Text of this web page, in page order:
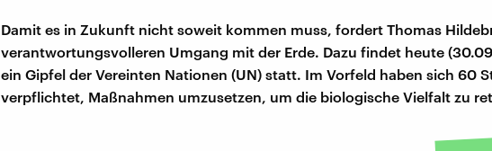
Damit es in Zukunft nicht soweit kommen muss, fordert Thomas
verantwortungsvolleren Umgang mit der Erde. Dazu findet heute
ein Gipfel der Vereinten Nationen (UN) statt. Im Vorfeld haben sich 60
verpflichtet, Maßnahmen umzusetzen, um die biologische Vielfalt zu